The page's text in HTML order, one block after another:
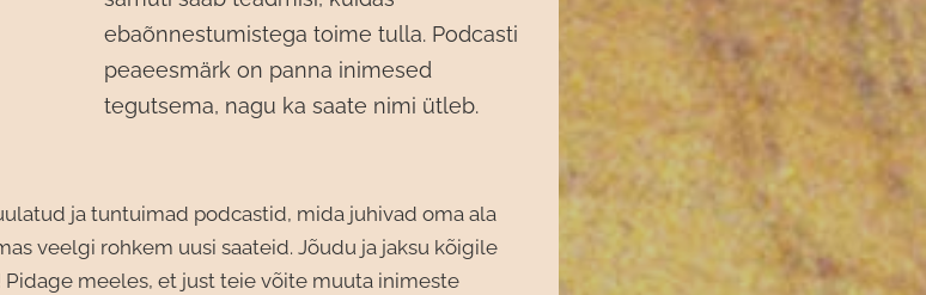
ebaõnnestumistega toime tulla. Podcasti
peaeesmärk on panna inimesed
tegutsema, nagu ka saate nimi ütleb.
ja tuntuimad podcastid, mida juhivad oma ala
veelgi rohkem uusi saateid. Jõudu ja jaksu kõigile
meeles, et just teie võite muuta inimeste